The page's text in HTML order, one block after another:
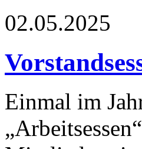
02.05.2025
Einmal im